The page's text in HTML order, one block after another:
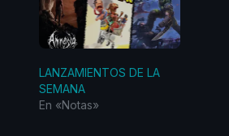
LANZAMIENTOS DE LA
SEMANA
En «Notas»